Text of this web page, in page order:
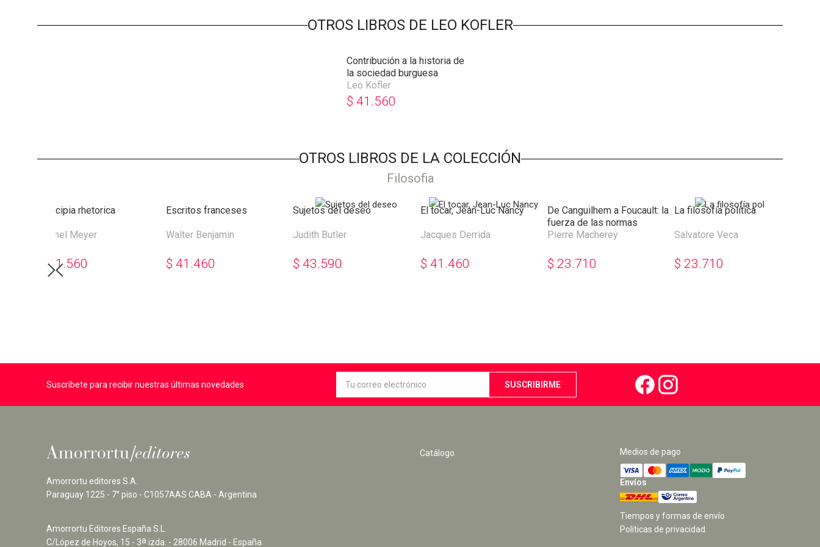
OTROS LIBROS DE LEO KOFLER
Contribución a la historia de
la sociedad burguesa
Leo Kofler
$ 41.560
OTROS LIBROS DE LA COLECCIÓN
Filosofia
Principia rhetorica
Michel Meyer
41.560
Escritos franceses
Walter Benjamin
$ 41.460
Sujetos del deseo
Judith Butler
$ 43.590
El tocar, Jean-Luc Nancy
Jacques Derrida
$ 41.460
De Canguilhem a Foucault: la
fuerza de las normas
Pierre Macherey
$ 23.710
La filosofía política
Salvatore Veca
$ 23.710
Suscríbete para recibir nuestras últimas novedades
Amorrortu editores S.A.
Paraguay 1225 - 7° piso - C1057AAS CABA - Argentina
Amorrortu Editores España S.L.
C/López de Hoyos, 15 - 3a izda. - 28006 Madrid - España
Catálogo Medios de pago
Envíos
Tiempos y formas de envío
Políticas de privacidad